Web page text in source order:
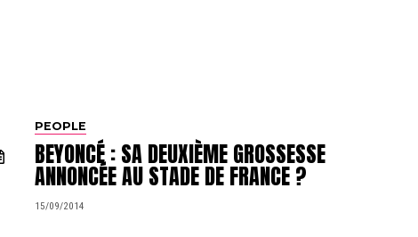
PEOPLE
BEYONCÉ : SA DEUXIÈME GROSSESSE
ANNONCÉE AU STADE DE FRANCE ?
15/09/2014